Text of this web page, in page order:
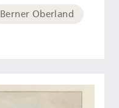
Berner Oberland